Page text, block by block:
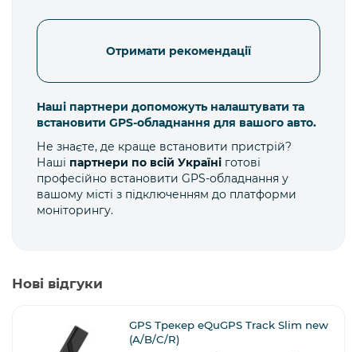
Отримати рекомендації
Наші партнери допоможуть налаштувати та
встановити GPS-обладнання для вашого авто.
Не знаєте, де краще встановити пристрій?
Наші партнери по всій Україні готові
професійно встановити GPS-обладнання у
вашому місті з підключенням до платформи
моніторингу.
Нові відгуки
GPS Трекер eQuGPS Track Slim new
(A/B/C/R)